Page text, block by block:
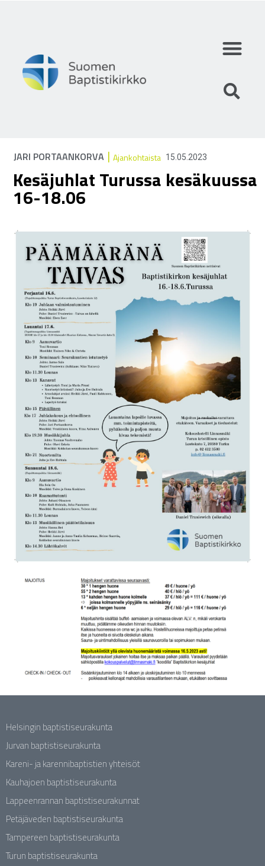
JARI PORTAANKORVA | Ajankohtaista 15.05.2023
Kesäjuhlat Turussa kesäkuussa
16-18.06
Helsingin baptistiseurakunta
Jurvan baptistiseurakunta
Kareni- ja karennibaptistien yhteisöt
Kauhajoen baptistiseurakunta
Lappeenrannan baptistiseurakunnat
Petäjäveden baptistiseurakunta
Tampereen baptistiseurakunta
Turun baptistiseurakunta